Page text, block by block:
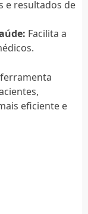
e resultados de
Facilita a
eficiente e